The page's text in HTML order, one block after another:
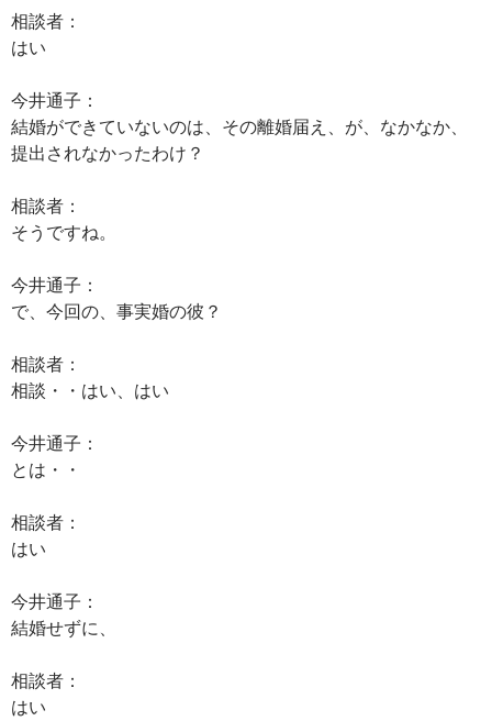
相談者：
はい
今井通子：
結婚ができていないのは、その離婚届え、が、なかなか、
提出されなかったわけ？
相談者：
そうですね。
今井通子：
で、今回の、事実婚の彼？
相談者：
相談・・はい、はい
今井通子：
とは・・
相談者：
はい
今井通子：
結婚せずに、
相談者：
はい